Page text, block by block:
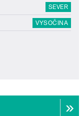
SEVER
VYSOČINA